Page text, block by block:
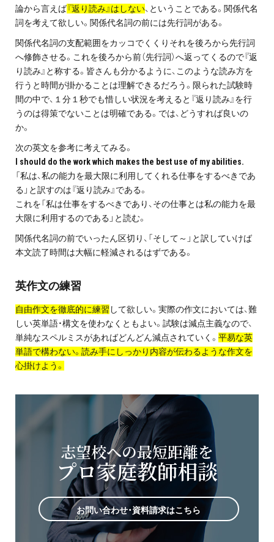
論から言えば『返り読み』はしない、ということである。関係代名
詞を考えて欲しい。関係代名詞の前には先行詞がある。
関係代名詞の支配範囲をカッコでくくりそれを後ろから先行詞
へ修飾させる。これを後ろから前（先行詞）へ返ってくるので『返
り読み』と称する。皆さんも分かるように、このような読み方を
行うと時間が掛かることは理解できるだろう。限られた試験時
間の中で、１分１秒でも惜しい状況を考えると『返り読み』を行
うのは得策でないことは明確である。では、どうすれば良いの
か。
次の英文を参考に考えてみる。
I should do the work which makes the best use of my abilities.
「私は、私の能力を最大限に利用してくれる仕事をするべきであ
る」と訳すのは『返り読み』である。
これを「私は仕事をするべきであり、その仕事とは私の能力を最
大限に利用するのである」と読む。
関係代名詞の前でいったん区切り、「そして～」と訳していけば
本文読了時間は大幅に軽減されるはずである。
英作文の練習
自由作文を徹底的に練習 して欲しい。実際の作文においては、難
しい英単語・構文を使わなくともよい。試験は減点主義なので、
単純なスペルミスがあればどんどん減点されていく。 平易な英
単語で構わない。読み手にしっかり内容が伝わるような作文を
心掛けよう。
志望校への最短距離を
プロ家庭教師相談
お問い合わせ・資料請求はこちら